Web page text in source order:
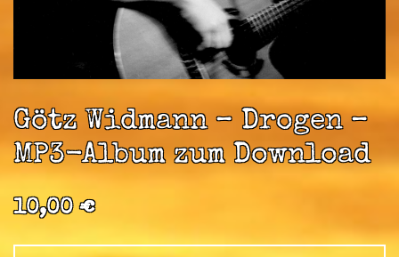
Götz Widmann – Drogen –
MP3-Album zum Download
10,00€